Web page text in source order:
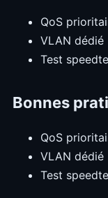
QoS
VLAN dédié
Test
Bonnes
QoS
VLAN dédié
Test